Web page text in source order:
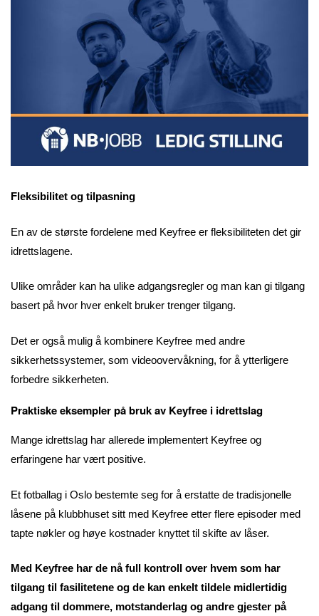
Fleksibilitet og tilpasning
En av de største fordelene med Keyfree er fleksibiliteten det gir
idrettslagene.
Ulike områder kan ha ulike adgangsregler og man kan gi tilgang
basert på hvor hver enkelt bruker trenger tilgang.
Det er også mulig å kombinere Keyfree med andre
sikkerhetssystemer, som videoovervåkning, for å ytterligere
forbedre sikkerheten.
Praktiske eksempler på bruk av Keyfree i idrettslag
Mange idrettslag har allerede implementert Keyfree og
erfaringene har vært positive.
Et fotballag i Oslo bestemte seg for å erstatte de tradisjonelle
låsene på klubbhuset sitt med Keyfree etter flere episoder med
tapte nøkler og høye kostnader knyttet til skifte av låser.
Med Keyfree har de nå full kontroll over hvem som har
tilgang til fasilitetene og de kan enkelt tildele midlertidig
adgang til dommere, motstanderlag og andre gjester på